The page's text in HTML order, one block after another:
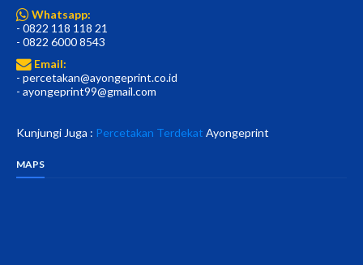
Whatsapp:
- 0822 118 118 21
- 0822 6000 8543
Email:
- percetakan@ayongeprint.co.id
- ayongeprint99@gmail.com
Kunjungi Juga : Percetakan Terdekat Ayongeprint
MAPS